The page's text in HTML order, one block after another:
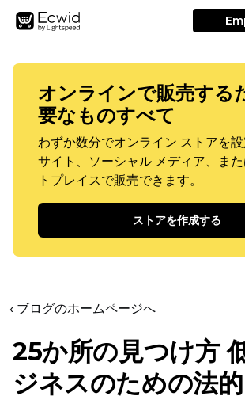
オンラインで販売する
要なものすべて
わずか数分でオンライン ストアを
サイト、ソーシャル メディア、ま
トプレイスで販売できます。
ストアを作成する
‹ ブログのホームページへ
25か所の見つけ方
ジネスのための法